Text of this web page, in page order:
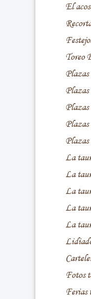
El
Toreo
Plazas
Plazas
Plazas
Plazas
La
La
La
La
La
Fotos
Ferias